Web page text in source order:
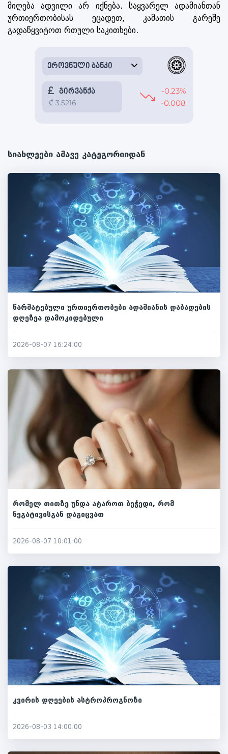
მიღება ადვილი არ იქნება. საყვარელ ადამიანთან
ურთიერთობისას ეცადეთ, კამათის გარეშე
გადაწყვიტოთ რთული საკითხები.
სიახლეები ამავე კატეგორიიდან
წარმატებული ურთიერთობები ადამიანის დაბადების
დღეზეა დამოკიდებული
2026-08-07 16:24:00
რომელ თითზე უნდა ატაროთ ბეჭედი, რომ
ნეგატივისგან დაგიცვათ
2026-08-07 10:01:00
კვირის დღეების ასტროპროგნოზი
2026-08-03 14:00:00